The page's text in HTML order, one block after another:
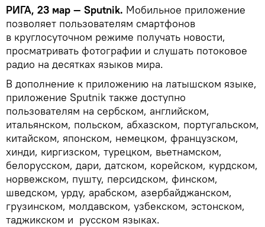
РИГА, 23 мар — Sputnik. Мобильное приложение
позволяет пользователям смартфонов
в круглосуточном режиме получать новости,
просматривать фотографии и слушать потоковое
радио на десятках языков мира.
В дополнение к приложению на латышском языке,
приложение Sputnik также доступно
пользователям на сербском, английском,
итальянском, польском, абхазском, португальском,
китайском, японском, немецком, французском,
хинди, киргизском, турецком, вьетнамском,
белорусском, дари, датском, корейском, курдском,
норвежском, пушту, персидском, финском,
шведском, урду, арабском, азербайджанском,
грузинском, молдавском, узбекском, эстонском,
таджикском и русском языках.